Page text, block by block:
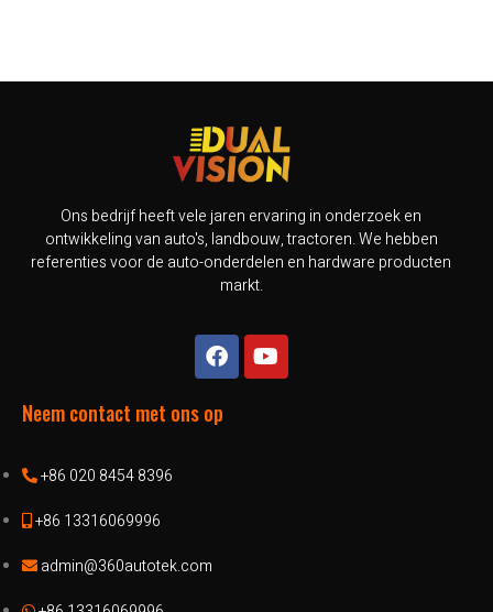
Ons bedrijf heeft vele jaren ervaring in onderzoek en
ontwikkeling van auto's, landbouw, tractoren. We hebben
referenties voor de auto-onderdelen en hardware producten
markt.
Neem contact met ons op
+86 020 8454 8396
+86 13316069996
admin@360autotek.com